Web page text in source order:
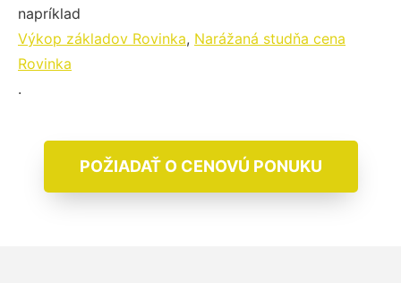
napríklad
Výkop základov Rovinka, Narážaná studňa cena
Rovinka
.
POŽIADAŤ O CENOVÚ PONUKU